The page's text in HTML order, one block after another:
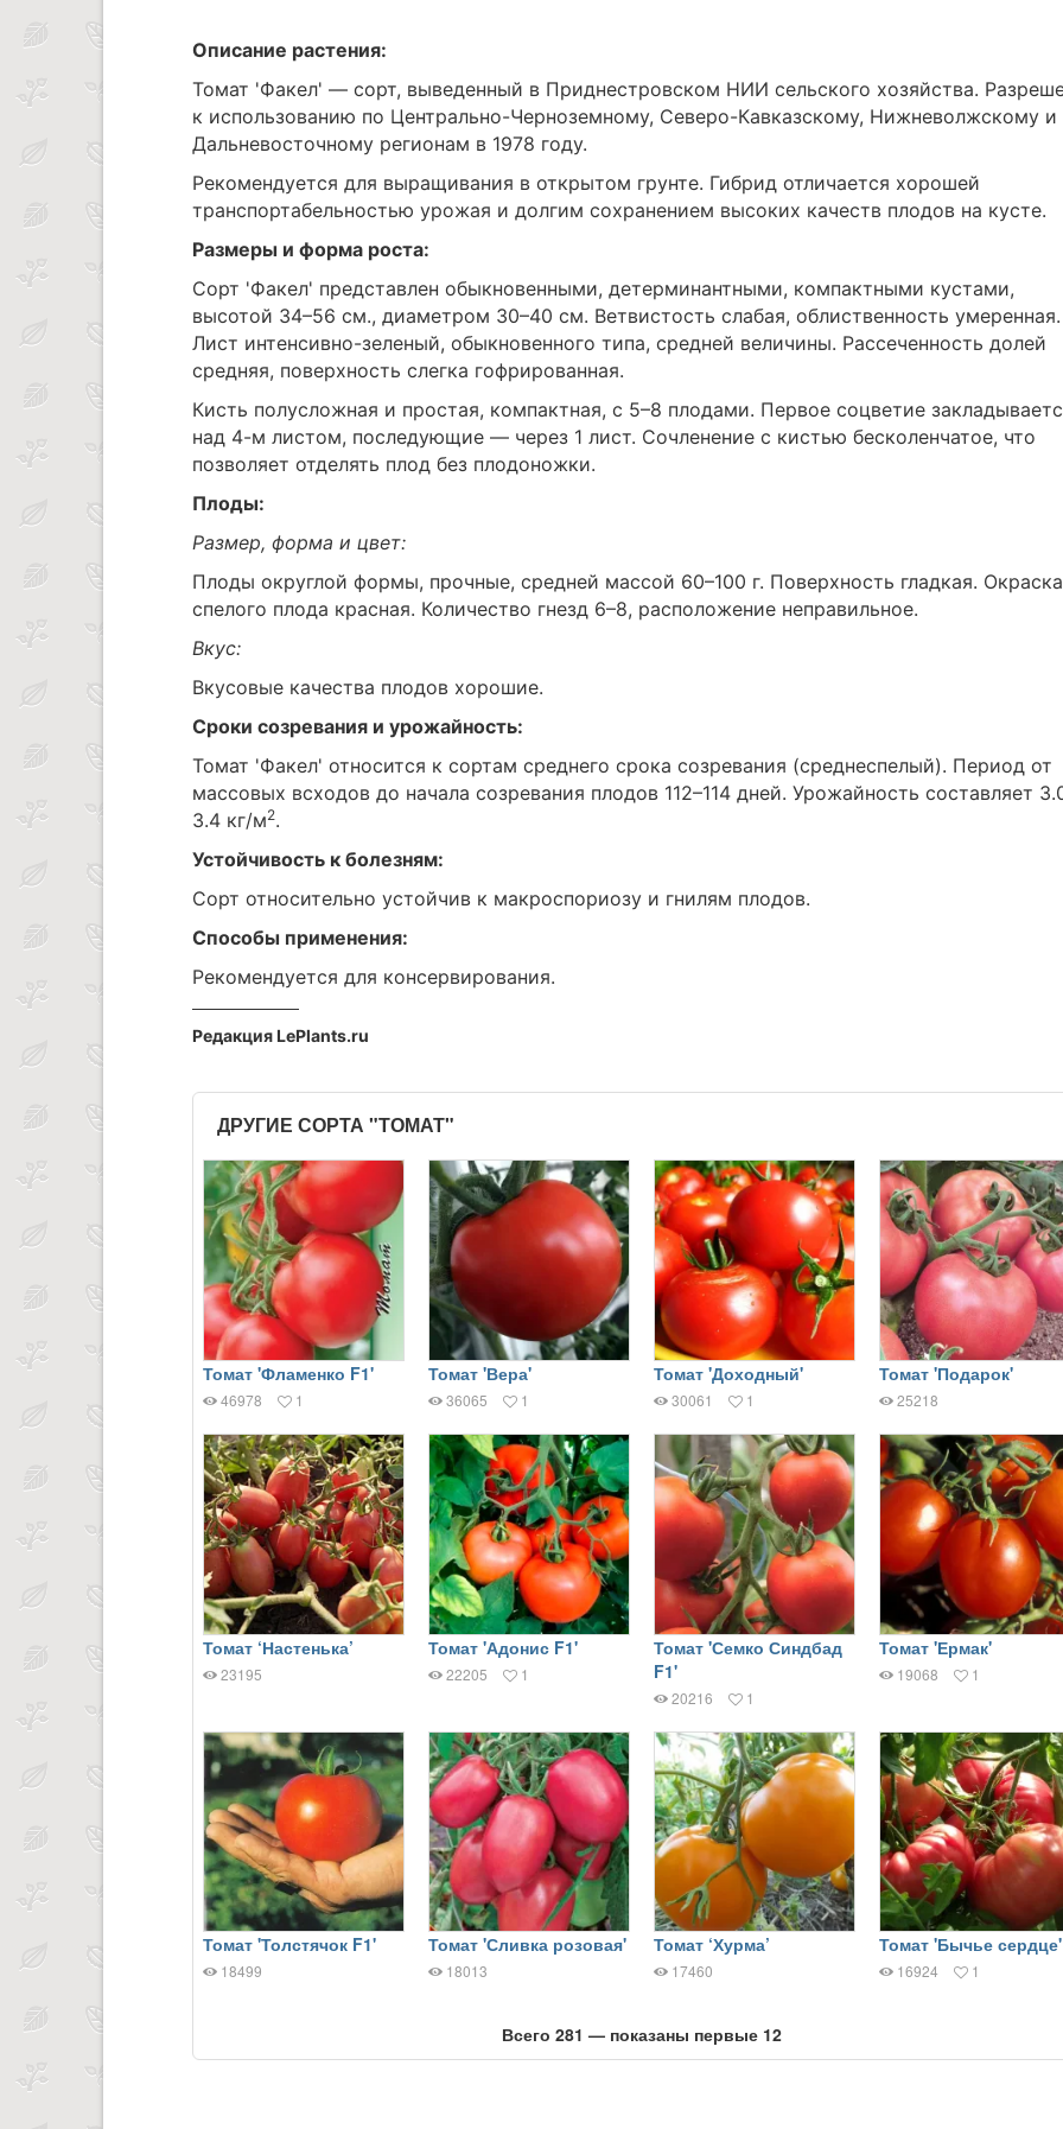
Описание растения:
Томат 'Факел' — сорт, выведенный в Приднестровском НИИ сельского хозяйства.
к использованию по Центрально-Черноземному, Северо-Кавказскому, Нижневолжскому и
Дальневосточному регионам в 1978 году.
Рекомендуется для выращивания в открытом грунте. Гибрид отличается хорошей
транспортабельностью урожая и долгим сохранением высоких качеств плодов на кусте.
Размеры и форма роста:
Сорт 'Факел' представлен обыкновенными, детерминантными, компактными кустами,
высотой 34–56 см., диаметром 30–40 см. Ветвистость слабая, облиственность умеренная.
Лист интенсивно-зеленый, обыкновенного типа, средней величины. Рассеченность долей
средняя, поверхность слегка гофрированная.
Кисть полусложная и простая, компактная, с 5–8 плодами. Первое соцветие
над 4-м листом, последующие — через 1 лист. Сочленение с кистью бесколенчатое, что
позволяет отделять плод без плодоножки.
Плоды:
Размер, форма и цвет:
Плоды округлой формы, прочные, средней массой 60–100 г. Поверхность гладкая. Окраска
спелого плода красная. Количество гнезд 6–8, расположение неправильное.
Вкус:
Вкусовые качества плодов хорошие.
Сроки созревания и урожайность:
Томат 'Факел' относится к сортам среднего срока созревания (среднеспелый). Период от
массовых всходов до начала созревания плодов 112–114 дней. Урожайность составляет
3.4 кг/м2.
Устойчивость к болезням:
Сорт относительно устойчив к макроспориозу и гнилям плодов.
Способы применения:
Рекомендуется для консервирования.
Редакция LePlants.ru
ДРУГИЕ СОРТА "ТОМАТ"
Томат 'Фламенко F1'
46978 1
Томат 'Вера'
36065 1
Томат 'Доходный'
30061 1
Томат 'Подарок'
25218
Томат ‘Настенька’
23195
Томат 'Адонис F1'
22205 1
Томат 'Семко Синдбад
F1'
20216 1
Томат 'Ермак'
19068 1
Томат 'Толстячок F1'
18499
Томат 'Сливка розовая'
18013
Томат ‘Хурма’
17460
Томат 'Бычье сердце'
16924 1
Всего 281 — показаны первые 12